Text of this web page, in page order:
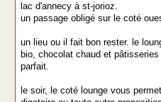
lac d'annecy à st-jorioz.
un passage obligé sur le coté
un lieu ou il fait bon rester. le
bio, chocolat chaud et
parfait.
le soir, le coté lounge vous